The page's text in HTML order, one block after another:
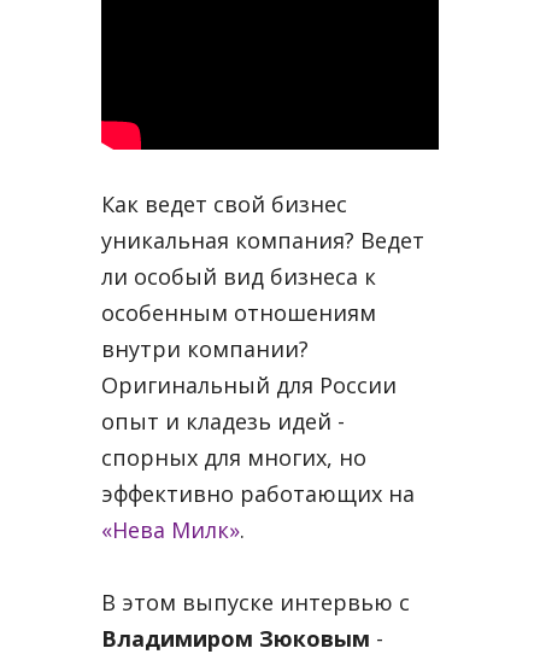
Как ведет свой бизнес
уникальная компания? Ведет
ли особый вид бизнеса к
особенным отношениям
внутри компании?
Оригинальный для России
опыт и кладезь идей -
спорных для многих, но
эффективно работающих на
«Нева Милк».
В этом выпуске интервью с
Владимиром Зюковым -